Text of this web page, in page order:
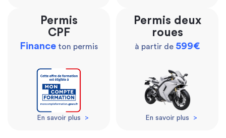
Permis
CPF
Finance ton permis
En savoir plus >
Permis deux
roues
à partir de 599€
En savoir plus >